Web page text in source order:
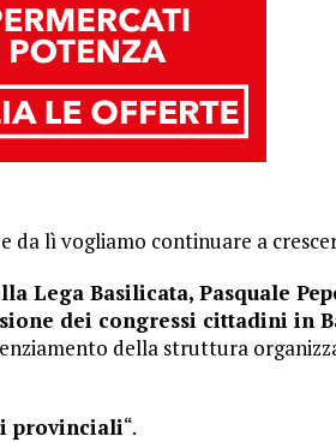
da lì vogliamo continuare a
Lega Basilicata, Pasquale
dei congressi cittadini in
della struttura
provinciali“.